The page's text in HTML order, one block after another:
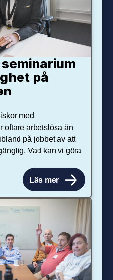
på
med
oftare arbetslösa än
på jobbet av att
Vad kan vi göra
Läs mer